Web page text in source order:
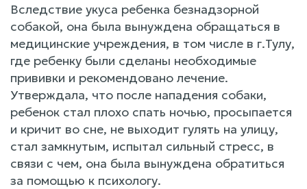
Вследствие укуса ребенка безнадзорной
собакой, она была вынуждена обращаться в
медицинские учреждения, в том числе в г.Тулу,
где ребенку были сделаны необходимые
прививки и рекомендовано лечение.
Утверждала, что после нападения собаки,
ребенок стал плохо спать ночью, просыпается
и кричит во сне, не выходит гулять на улицу,
стал замкнутым, испытал сильный стресс, в
связи с чем, она была вынуждена обратиться
за помощью к психологу.